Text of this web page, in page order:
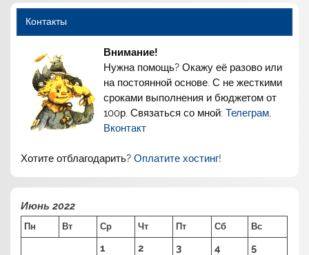
Контакты
Внимание!
Нужна помощь? Окажу её разово или
на постоянной основе. С не жесткими
сроками выполнения и бюджетом от
100р. Связаться со мной:Телеграм,
Вконтакт
Хотите отблагодарить?Оплатите хостинг!
Июнь 2022
Пн Вт Ср Чт Пт Сб Вс
1 2 3 4
5